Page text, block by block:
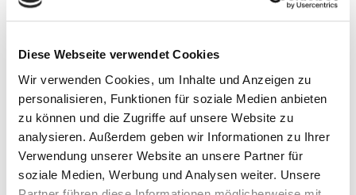
Diese Webseite verwendet Cookies
Wir verwenden Cookies, um Inhalte und Anzeigen zu
personalisieren, Funktionen für soziale Medien anbieten
zu können und die Zugriffe auf unsere Website zu
analysieren. Außerdem geben wir Informationen zu Ihrer
Verwendung unserer Website an unsere Partner für
soziale Medien, Werbung und Analysen weiter. Unsere
Kontakt
E-Mail schreiben
Für Informationen über
aktuelle
Fördermöglichkeiten, Themenschwerpunkte und
Antragsmodalitäten im Rahmen der EURENI
können Sie sich an die ZUG gGmbH wenden.